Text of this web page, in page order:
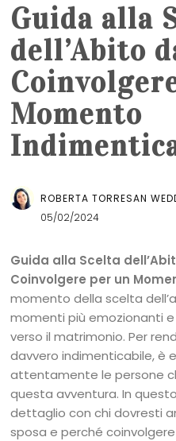
Guida alla
dell’Abito
Momento
ROBERTA TORRESAN
05/02/2024
Guida alla Scelta
Coinvolgere per un
momento della scelta
momenti più emozionanti
verso il matrimonio. Per
davvero indimenticabile, è
attentamente le persone
questa avventura. In
dettaglio con chi dovresti
sposa e perché